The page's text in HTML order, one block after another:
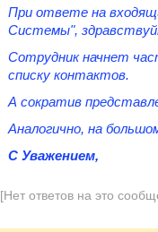
При ответе на
Системы",
Сотрудник начнет
списку контактов.
А сократив
Аналогично, на
С Уважением,
[Нет ответов на это